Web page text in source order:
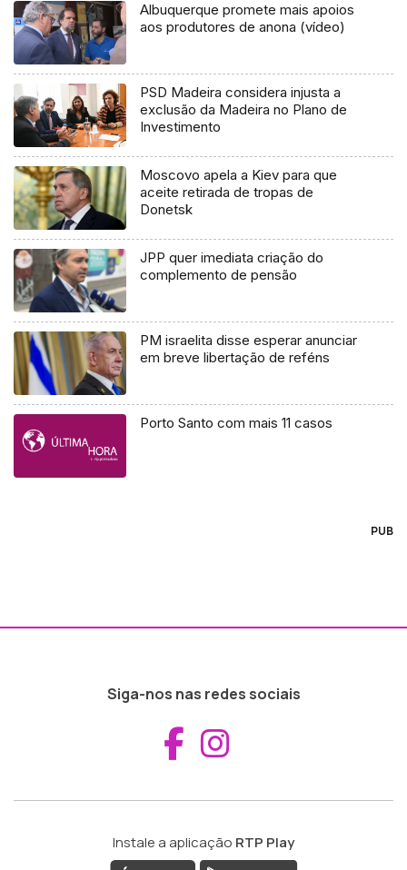
Albuquerque promete mais apoios
aos produtores de anona (vídeo)
PSD Madeira considera injusta a
exclusão da Madeira no Plano de
Investimento
Moscovo apela a Kiev para que
aceite retirada de tropas de
Donetsk
JPP quer imediata criação do
complemento de pensão
PM israelita disse esperar anunciar
em breve libertação de reféns
Porto Santo com mais 11 casos
PUB
Siga-nos nas redes sociais
Aceder ao
Instale a aplicação RTP Play